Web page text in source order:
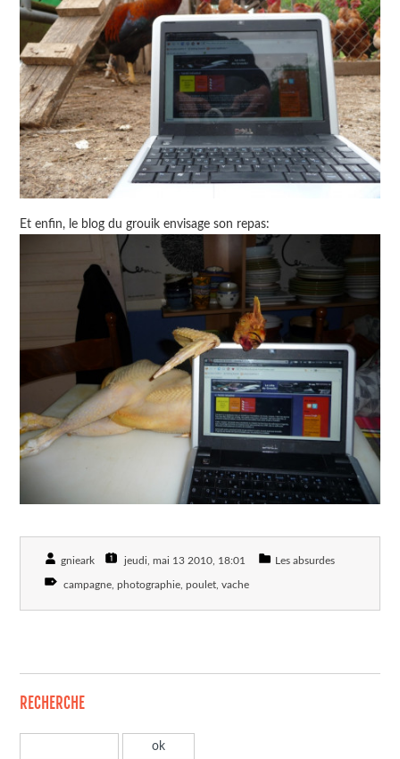
Et enfin, le blog du grouik envisage son repas:
gnieark jeudi, mai 13 2010, 18:01 Les absurdes
campagne photographie poulet vache
RECHERCHE